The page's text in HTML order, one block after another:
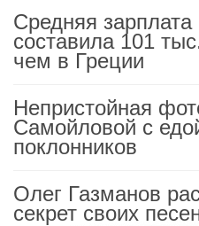
Средняя зарплата
составила 101
чем в Греции
Непристойная
Самойловой с
поклонников
Олег Газманов
секрет своих